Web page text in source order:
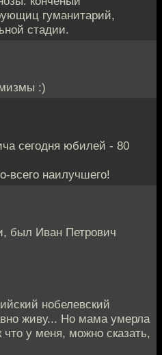
гуманитарий,
стадии.
:)
сегодня юбилей - 80
всего наилучшего!
был Иван Петрович
нобелевский
живу... Но мама умерла
что у меня, можно сказать,